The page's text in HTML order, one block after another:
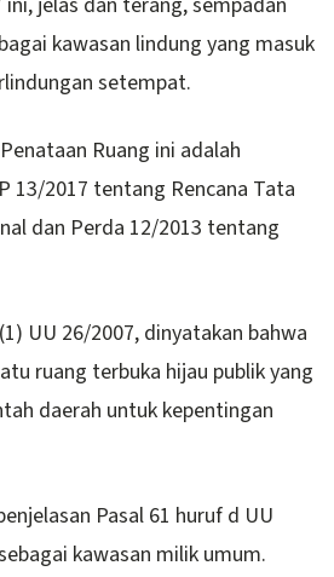
kawasan lindung yang masuk
setempat.
Ruang ini adalah
13/2017 tentang Rencana Tata
dan Perda 12/2013 tentang
UU 26/2007, dinyatakan bahwa
ruang terbuka hijau publik yang
daerah untuk kepentingan
Pasal 61 huruf d UU
kawasan milik umum.